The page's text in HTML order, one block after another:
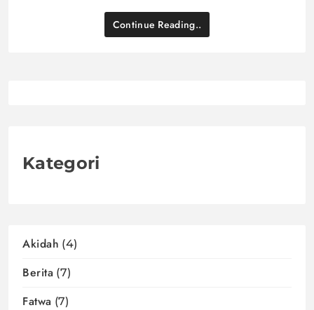
Continue Reading..
Kategori
Akidah (4)
Berita (7)
Fatwa (7)